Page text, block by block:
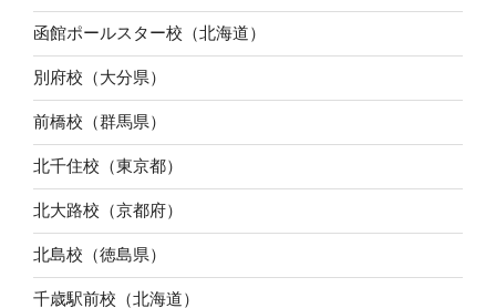
函館ポールスター校（北海道）
別府校（大分県）
前橋校（群馬県）
北千住校（東京都）
北大路校（京都府）
北島校（徳島県）
千歳駅前校（北海道）